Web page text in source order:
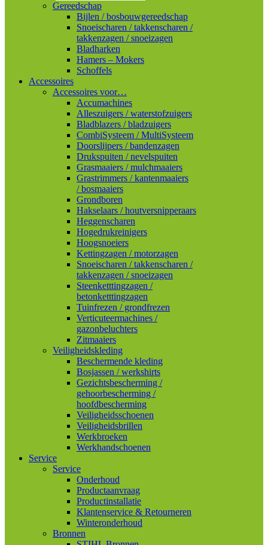
Gereedschap
Bijlen / bosbouwgereedschap
Snoeischaren / takkenscharen /
takkenzagen / snoeizagen
Bladharken
Hamers – Mokers
Schoffels
Accessoires
Accessoires voor…
Accumachines
Alleszuigers / waterstofzuigers
Bladblazers / bladzuigers
CombiSysteem / MultiSysteem
Doorslijpers / bandenzagen
Drukspuiten / nevelspuiten
Grasmaaiers / mulchmaaiers
Grastrimmers / kantenmaaiers
/ bosmaaiers
Grondboren
Hakselaars / houtversnipperaars
Heggenscharen
Hogedrukreinigers
Hoogsnoeiers
Kettingzagen / motorzagen
Snoeischaren / takkenscharen /
takkenzagen / snoeizagen
Steenketttingzagen /
betonketttingzagen
Tuinfrezen / grondfrezen
Verticuteermachines /
gazonbeluchters
Zitmaaiers
Veiligheidskleding
Beschermende kleding
Bosjassen / werkshirts
Gezichtsbescherming /
gehoorbescherming /
hoofdbescherming
Veiligheidsschoenen
Veiligheidsbrillen
Werkbroeken
Werkhandschoenen
Service
Service
Onderhoud
Productaanvraag
Productinstallatie
Klantenservice & Retourneren
Winteronderhoud
Bronnen